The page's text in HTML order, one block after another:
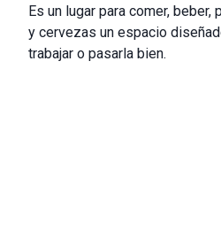
Es un lugar para comer, beber,
y cervezas un espacio
trabajar o pasarla bien.